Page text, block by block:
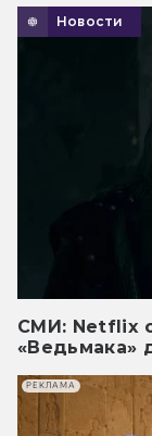
Новости
СМИ: Netflix
«Ведьмака»
РЕКЛАМА